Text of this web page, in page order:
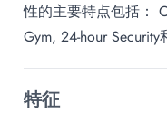
性的主要特点包括：
Gym, 24-hour Security
特征